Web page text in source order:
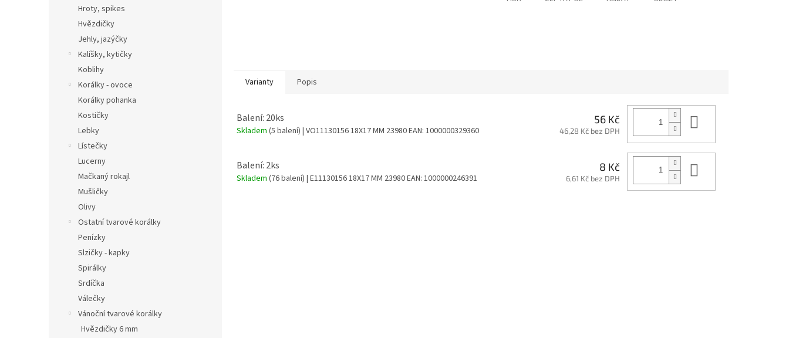
Hroty, spikes
Hvězdičky
Jehly, jazýčky
Kalíšky, kytičky
Koblihy
Korálky - ovoce
Korálky pohanka
Kostičky
Lebky
Lístečky
Lucerny
Mačkaný rokajl
Mušličky
Olivy
Ostatní tvarové korálky
Penízky
Slzičky - kapky
Spirálky
Srdíčka
Válečky
Vánoční tvarové korálky
Hvězdičky 6 mm
Varianty Popis
Balení: 20ks
Skladem (5 balení) | VO11130156 18X17 MM 23980EAN: 1000000329360
56 Kč
46,28 Kč bez DPH
Balení: 2ks
Skladem (76 balení) | E11130156 18X17 MM 23980EAN: 1000000246391
8 Kč
6,61 Kč bez DPH